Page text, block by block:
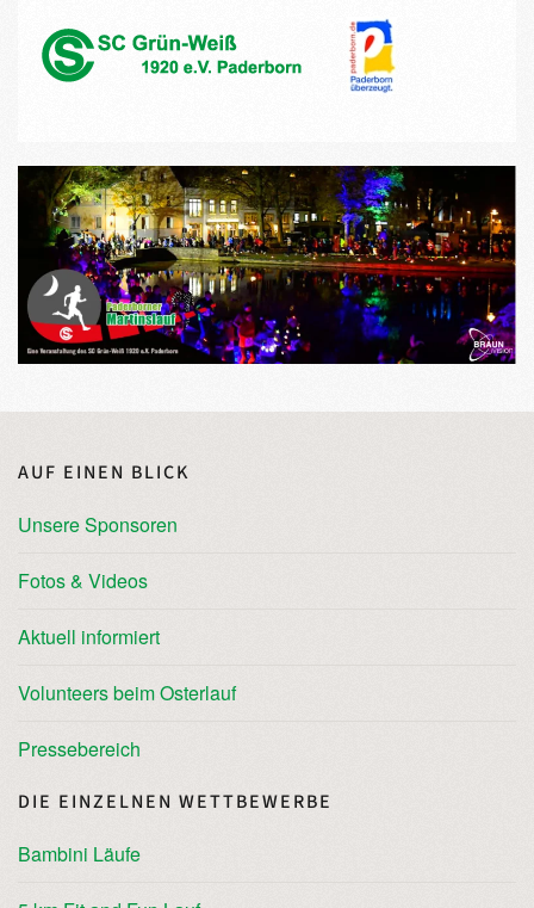
AUF EINEN BLICK
Unsere Sponsoren
Fotos & Videos
Aktuell informiert
Volunteers beim Osterlauf
Pressebereich
DIE EINZELNEN WETTBEWERBE
Bambini Läufe